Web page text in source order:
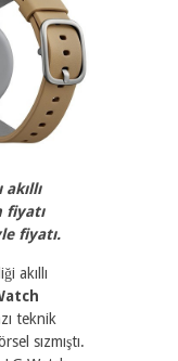
fiyatı
fiyatı.
akıllı
teknik
sızmıştı.